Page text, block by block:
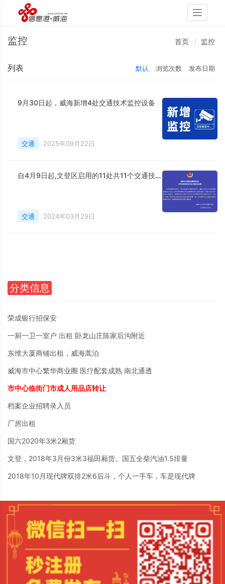
Toggle
监控 首页 监控
列表 默认 浏览次数 发布日期
9月30日起，威海新增4处交通技术监控设备
交通 2025年09月22日
自4月9日起,文登区启用的11处共11个交通技术监控设备
交通 2024年03月29日
分类信息
荣成银行招保安
一厨一卫一室户 出租 卧龙山庄陈家后沟附近
东维大厦商铺出租，威海蒿泊
威海市中心繁华商业圈 医疗配套成熟 南北通透
市中心临街门市成人用品店转让
档案企业招聘录入员
厂房出租
国六2020年3米2厢货
文登，2018年3月份3米3福田厢货。国五全柴汽油1.5排量
2018年10月现代牌双排2米6后斗，个人一手车，车是现代牌